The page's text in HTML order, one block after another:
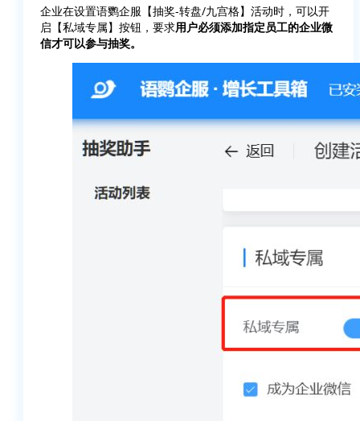
企业在设置语鹦企服【抽奖-转盘/九宫格】活动时，可以开
启【私域专属】按钮，要求用户必须添加指定员工的企业微
信才可以参与抽奖。